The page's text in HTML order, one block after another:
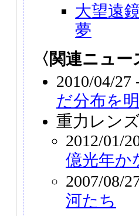
大望遠
夢
〈関連ニュー
2010/04/27
だ分布を
重力レン
2012/01/
億光年か
2007/08/
河たち